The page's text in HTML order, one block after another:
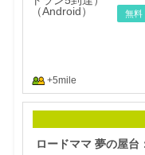
無料
+5mile